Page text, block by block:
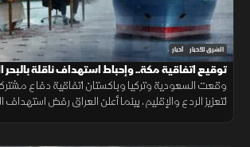
الشرق للأخبار أخبار
توقيع اتفاقية مكة.. وإحباط استهداف ناقلة بالبحر
وقعت السعودية وتركيا وباكستان اتفاقية دفاع
لتعزيز الردع والإقليم، بينما أعلن العراق رفض